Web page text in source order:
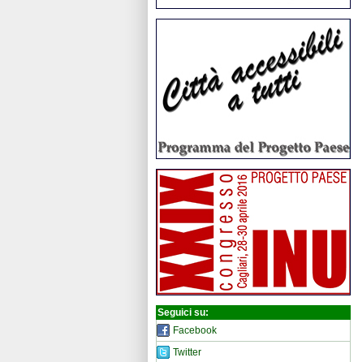
Seguici su:
Facebook
Twitter